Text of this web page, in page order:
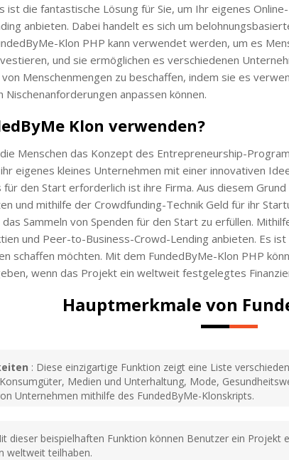
die fantastische Lösung für Sie, um Ihr eigenes
anbieten. Dabei handelt es sich um
Klon PHP kann verwendet werden, um es
und sie ermöglichen es verschiedenen
Menschenmengen zu beschaffen, indem sie es
anpassen können.
Klon verwenden?
Menschen das Konzept des Entrepreneurship-
eigenes kleines Unternehmen mit einer innovativen
den Start erforderlich ist ihre Firma. Aus diesem
und mithilfe der Crowdfunding-Technik Geld für ihr
Sammeln von Spenden für den Start zu erfüllen.
und Peer-to-Business-Crowd-Lending anbieten. Es
schaffen möchten. Mit dem FundedByMe-Klon PHP
wenn das Projekt ein weltweit festgelegtes
Hauptmerkmale von
: Diese einzigartige Funktion zeigt eine Liste
Medien und Unterhaltung, Mode,
Unternehmen mithilfe des FundedByMe-Klonskripts.
dieser beispielhaften Funktion können Benutzer ein Projekt
weltweit teilhaben.